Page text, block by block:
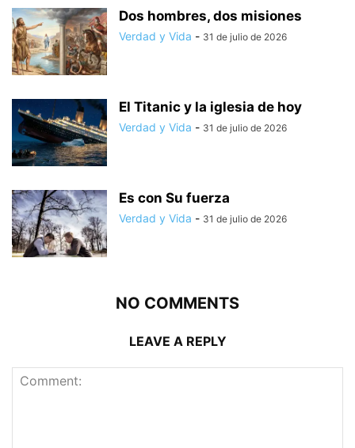
Dos hombres, dos misiones
Verdad y Vida - 31 de julio de 2026
El Titanic y la iglesia de hoy
Verdad y Vida - 31 de julio de 2026
Es con Su fuerza
Verdad y Vida - 31 de julio de 2026
NO COMMENTS
LEAVE A REPLY